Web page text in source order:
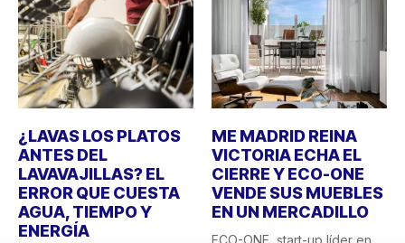
¿LAVAS LOS PLATOS
ANTES DEL
LAVAVAJILLAS? EL
ERROR QUE CUESTA
AGUA, TIEMPO Y
ENERGÍA
ME MADRID REINA
VICTORIA ECHA EL
CIERRE Y ECO-ONE
VENDE SUS MUEBLES
EN UN MERCADILLO